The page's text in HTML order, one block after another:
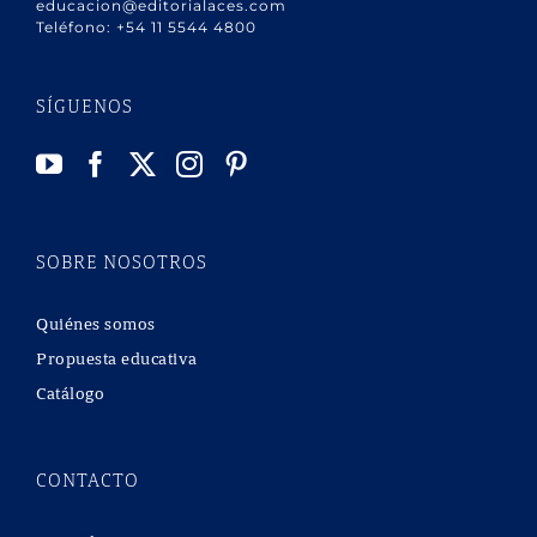
educacion@editorialaces.com
Teléfono: +54 11 5544 4800
SÍGUENOS
SOBRE NOSOTROS
Quiénes somos
Propuesta educativa
Catálogo
CONTACTO